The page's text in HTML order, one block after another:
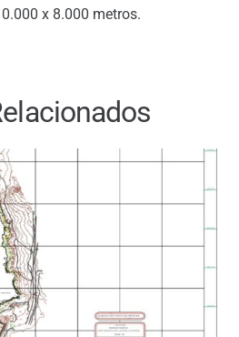
x 8.000 metros.